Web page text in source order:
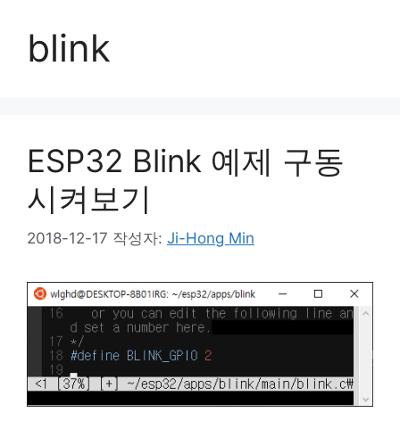
blink
ESP32 Blink 예제 구동
시켜보기
2018-12-17 작성자: Ji-Hong Min